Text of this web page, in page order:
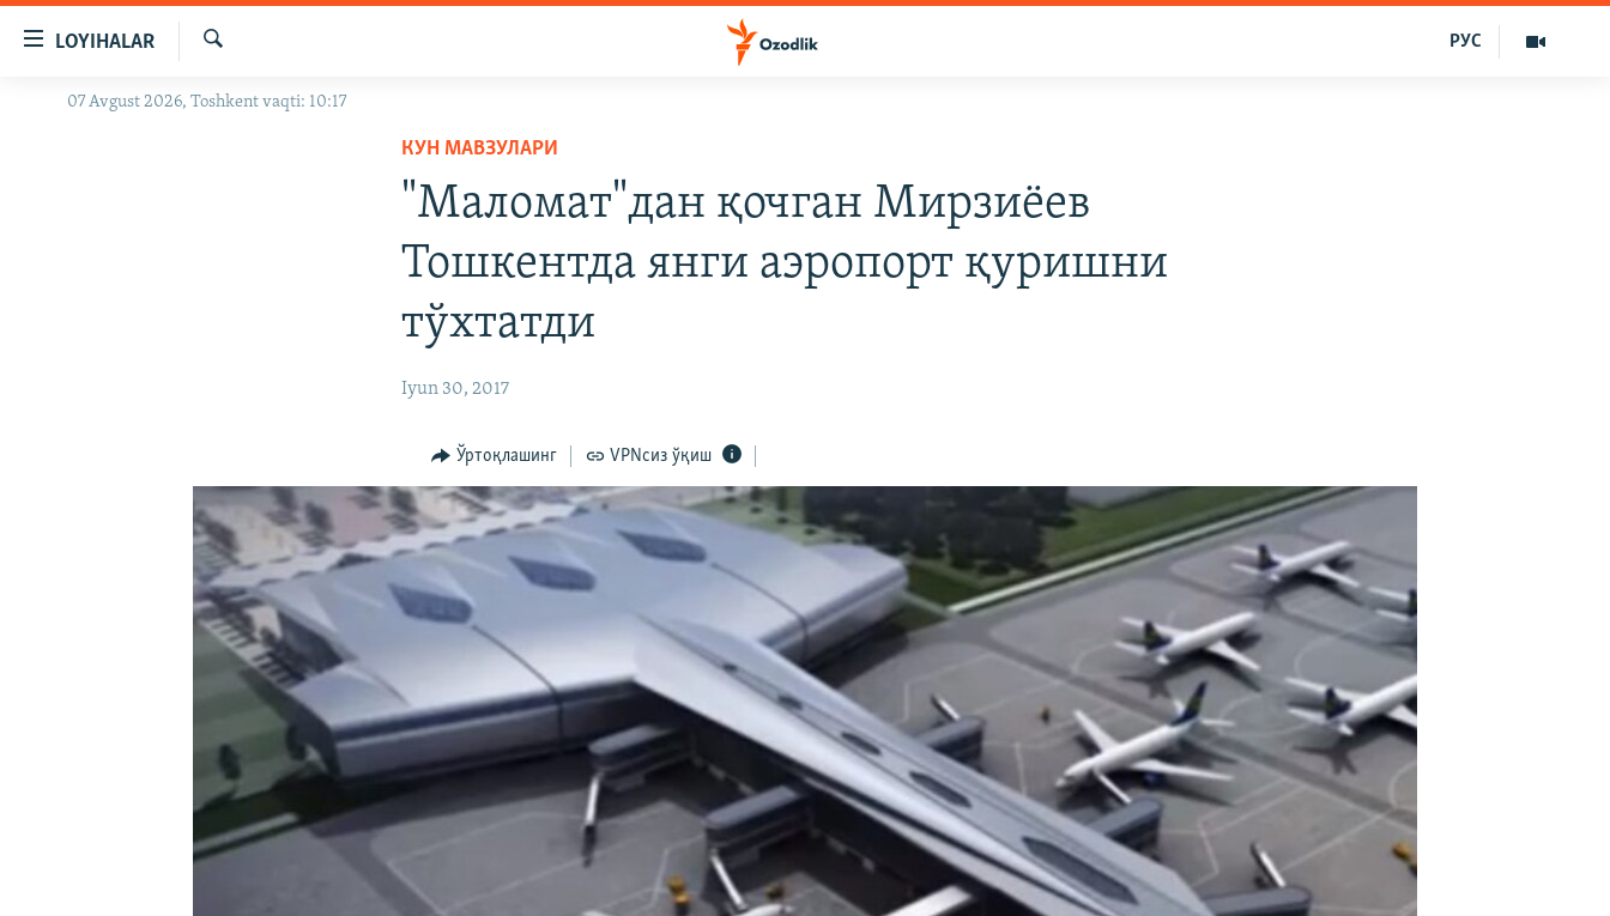
Бош
LOYIHALAR
OZODLIK SURISHTIRUVLARI
Излаш
РУС
07 Avgust 2026, Toshkent vaqti: 10:17
КУН МАВЗУЛАРИ
"Маломат"дан қочган Мирзиëев
Тошкентда янги аэропорт қуришни
тўхтатди
Iyun 30, 2017
Ўртоқлашинг VPNсиз ўқиш